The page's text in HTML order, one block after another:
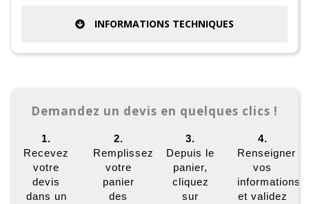
INFORMATIONS TECHNIQUES
Demandez un devis en quelques clics !
1.
Recevez
votre
devis
dans un
2.
Remplissez
votre
panier
des
3.
Depuis le
panier,
cliquez
sur
4.
Renseigner
vos
informations
et validez